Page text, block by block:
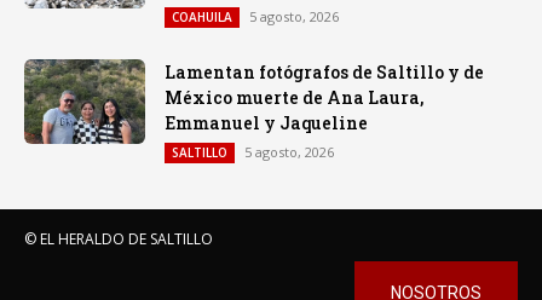
COAHUILA 5 agosto, 2026
Lamentan fotógrafos de Saltillo y de
México muerte de Ana Laura,
Emmanuel y Jaqueline
SALTILLO 5 agosto, 2026
© EL HERALDO DE SALTILLO
NOSOTROS